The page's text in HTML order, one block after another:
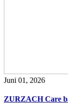
Juni 01, 2026
ZURZACH Care